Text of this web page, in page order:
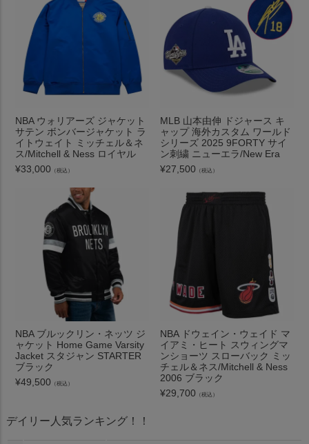
NBA ウォリアーズ ジャケット
サテン ボンバージャケット ラ
イトウェイト ミッチェル＆ネ
ス/Mitchell & Ness ロイヤル
¥33,000 （税込）
MLB 山本由伸 ドジャース キ
ャップ 海外カスタム ワールド
シリーズ 2025 9FORTY サイ
ン刺繍 ニューエラ/New Era
¥27,500 （税込）
NBA ブルックリン・ネッツ ジ
ャケット Home Game Varsity
Jacket スタジャン STARTER
ブラック
¥49,500 （税込）
NBA ドウェイン・ウェイド マ
イアミ・ヒート スウィングマ
ンショーツ スローバック ミッ
チェル＆ネス/Mitchell & Ness
2006 ブラック
¥29,700 （税込）
デイリー人気ランキング！！